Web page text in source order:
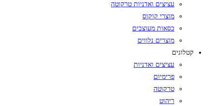
עציצים ואדניות טרקוטה
מוצרי קוקוס
כסאות מעוצבים
מוצרים נלווים
קטלוגים
עציצים ואדניות
פרימיום
טרקוטה
ריהוט